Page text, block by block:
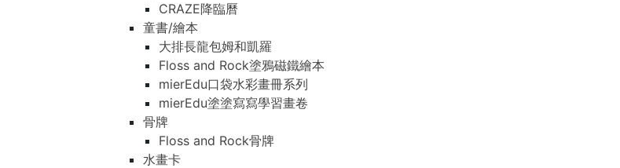
CRAZE降臨曆
童書/繪本
大排長龍包姆和凱羅
Floss and Rock塗鴉磁鐵繪本
mierEdu口袋水彩畫冊系列
mierEdu塗塗寫寫學習畫卷
骨牌
Floss and Rock骨牌
水畫卡